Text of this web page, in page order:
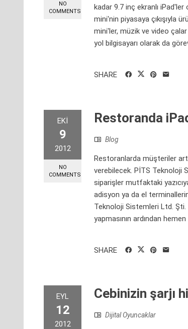
NO
COMMENTS
kadar 9.7 inç ekranlı iPad'ler
mini'nin piyasaya çıkışıyla
mini'ler, müzik ve video
yol bilgisayarı olarak da
SHARE
EKI
9
2012
NO
COMMENTS
Restoranda
Blog
Restoranlarda müşteriler
verebilecek. PİTS Teknoloji
siparişler mutfaktaki
adisyon ya da el
Teknoloji Sistemleri Ltd.
yapmasının ardından
SHARE
EYL
12
2012
Cebinizin şarjı
Dijital Oyuncaklar